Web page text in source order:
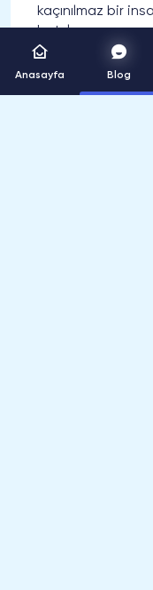
Anasayfa Blog
kaçınılmaz bir
Tiktok şifremi